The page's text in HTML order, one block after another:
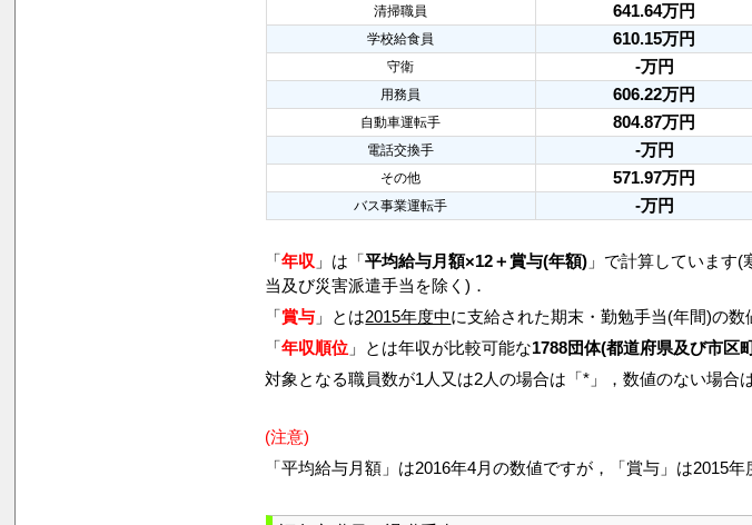
清掃職員 641.64万円
学校給食員 610.15万円
守衛 -万円
用務員 606.22万円
自動車運転手 804.87万円
電話交換手 -万円
その他 571.97万円
バス事業運転手 -万円
「年収 」は「平均給与月額×12＋賞与(年額) 」で計算しています
当及び災害派遣手当を除く)．
「賞与 」とは2015年度中に支給された期末・勤勉手当(年間)の数
「年収順位 」とは年収が比較可能な1788団体(都道府県及び市区
対象となる職員数が1人又は2人の場合は「*」，数値のない場合
(注意)
「平均給与月額」は2016年4月の数値ですが，「賞与」は2015